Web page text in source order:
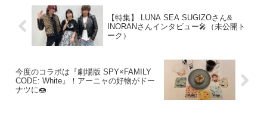
【特集】 LUNA SEA SUGIZOさん&
INORANさんインタビュー🎤（未公開ト
ーク）
今度のコラボは『劇場版 SPY×FAMILY
CODE: White』！アーニャの好物がドー
ナツに🍩